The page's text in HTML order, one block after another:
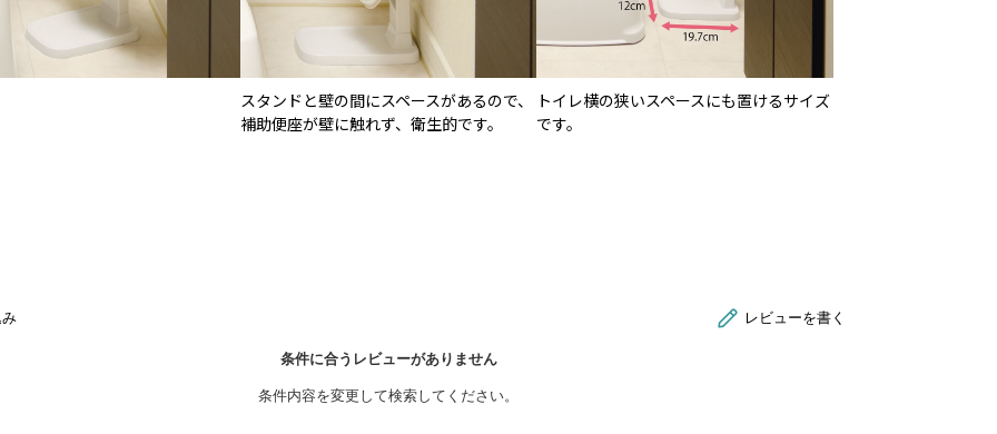
スタンドと壁の間にスペースがあるので、
補助便座が壁に触れず、衛生的です。
トイレ横の狭いスペースにも置けるサイズ
です。